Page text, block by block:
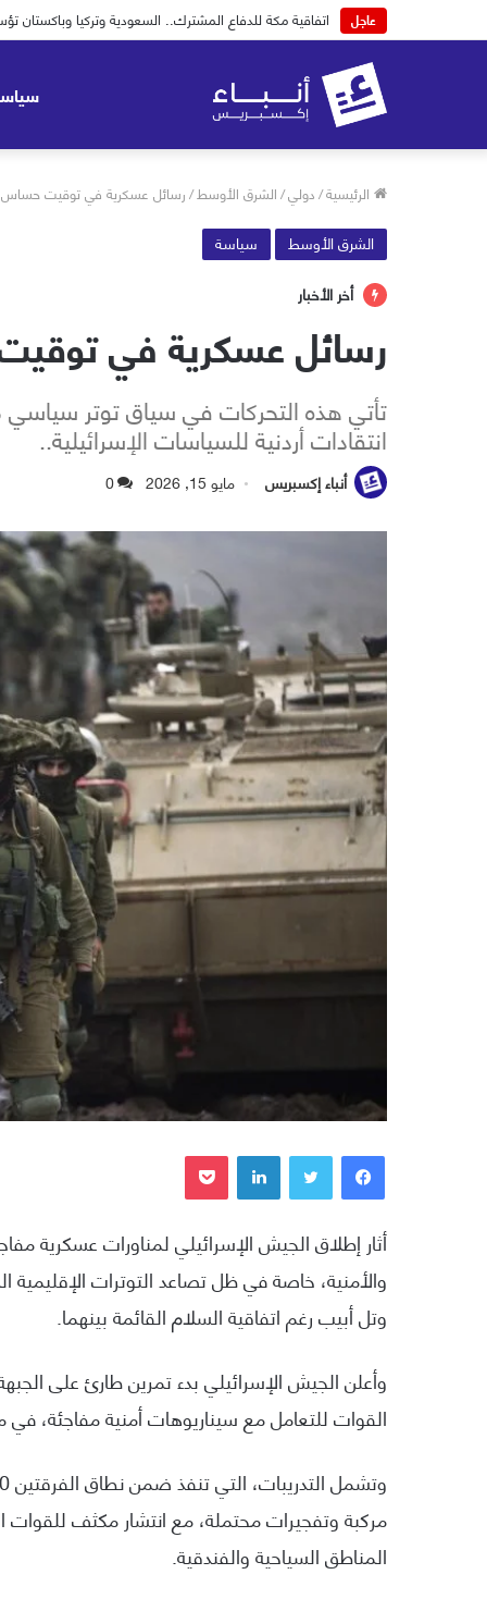
عاجل اتفاقية مكة للدفاع المشترك.. السعودية وتركيا
الرئيسية/دولي/الشرق الأوسط/رسائل عسكرية في توقيت حساس..
الشرق الأوسط
سياسة
أخر الأخبار
رسائل عسكرية في
تأتي هذه التحركات في سياق توتر
انتقادات أردنية للسياسات الإسرائيلية..
أنباء إكسبريس مايو 15, 2026 0
فيسبوك
أثار إطلاق الجيش الإسرائيلي لمناورات عسكرية
والأمنية، خاصة في ظل تصاعد التوترات الإقليمية
وتل أبيب رغم اتفاقية السلام القائمة بينهما.
وأعلن الجيش الإسرائيلي بدء تمرين طارئ على
القوات للتعامل مع سيناريوهات أمنية مفاجئة، في
مركبة وتفجيرات محتملة، مع انتشار مكثف للقوات
المناطق السياحية والفندقية.